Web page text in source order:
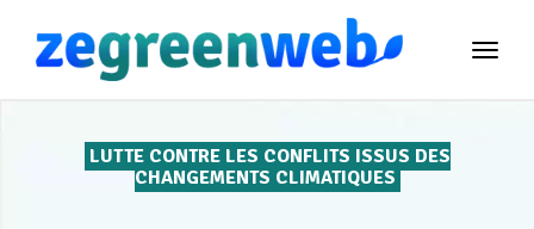
LUTTE CONTRE LES CONFLITS ISSUS DES
CHANGEMENTS CLIMATIQUES